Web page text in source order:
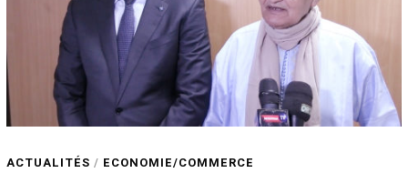
ACTUALITÉS / ECONOMIE/COMMERCE